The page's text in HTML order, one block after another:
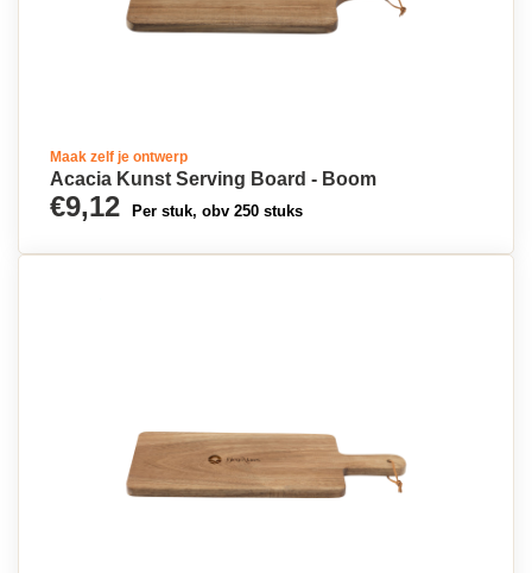
Maak zelf je ontwerp
Acacia Kunst Serving Board - Boom
€9,12 Per stuk, obv 250 stuks